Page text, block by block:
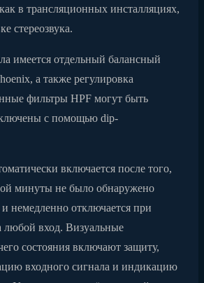
в трансляционных инсталляциях,
стереозвука.
имеется отдельный балансный
а также регулировка
фильтры HPF могут быть
с помощью dip-
включается после того,
минуты не было обнаружено
немедленно отключается при
любой вход. Визуальные
состояния включают защиту,
входного сигнала и индикацию